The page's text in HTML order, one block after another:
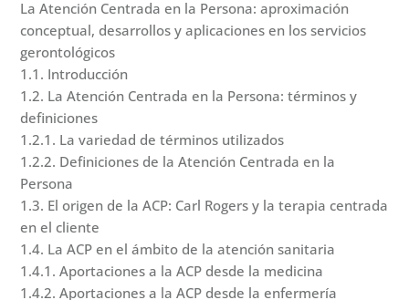
La Atención Centrada en la Persona: aproximación
conceptual, desarrollos y aplicaciones en los servicios
gerontológicos
1.1. Introducción
1.2. La Atención Centrada en la Persona: términos y
definiciones
1.2.1. La variedad de términos utilizados
1.2.2. Definiciones de la Atención Centrada en la
Persona
1.3. El origen de la ACP: Carl Rogers y la terapia centrada
en el cliente
1.4. La ACP en el ámbito de la atención sanitaria
1.4.1. Aportaciones a la ACP desde la medicina
1.4.2. Aportaciones a la ACP desde la enfermería